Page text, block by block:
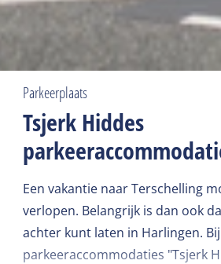
Parkeerplaats
Tsjerk Hiddes
Een vakantie naar Terschelling
verlopen. Belangrijk is dan ook
achter kunt laten in Harlingen.
parkeeraccommodaties "Tsjerk